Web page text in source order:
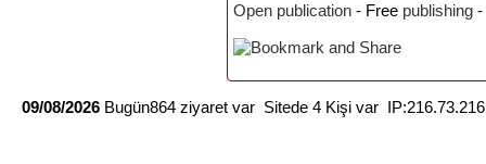
Open publication - Free publishing -
09/08/2026 Bugün864 ziyaret var Sitede 4 Kişi var